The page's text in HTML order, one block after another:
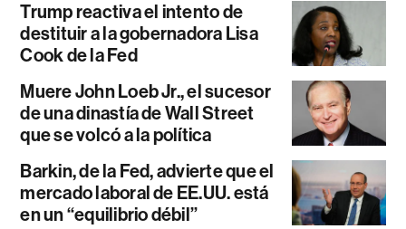
Trump reactiva el intento de
destituir a la gobernadora Lisa
Cook de la Fed
Muere John Loeb Jr., el sucesor
de una dinastía de Wall Street
que se volcó a la política
Barkin, de la Fed, advierte que el
mercado laboral de EE.UU. está
en un “equilibrio débil”